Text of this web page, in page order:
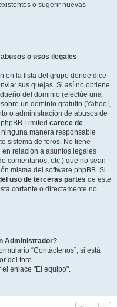
o sugerir nuevas
o usos ilegales
en la lista del grupo donde dice
sus quejas. Si así no obtiene
del dominio (efectúe una
un dominio gratuito (Yahoo!,
o administración de abusos de
Limited carece de
manera responsable
sistema de foros. No tiene
relación a asuntos legales
comentarios, etc.) que no sean
misma del software phpBB. Si
uso de terceras partes de este
cortante o directamente no
Administrador?
“Contáctenos”, si está
del foro.
el enlace "El equipo".